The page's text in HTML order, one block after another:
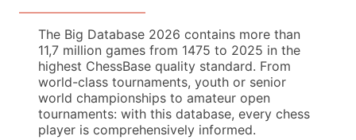
The Big Database 2026 contains more than
11,7 million games from 1475 to 2025 in the
highest ChessBase quality standard. From
world-class tournaments, youth or senior
world championships to amateur open
tournaments: with this database, every chess
player is comprehensively informed.